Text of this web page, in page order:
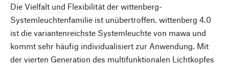
Die Vielfalt und Flexibilität der wittenberg-
Systemleuchtenfamilie ist unübertroffen. wittenberg 4.0
ist die variantenreichste Systemleuchte von mawa und
kommt sehr häufig individualisiert zur Anwendung. Mit
der vierten Generation des multifunktionalen Lichtkopfes